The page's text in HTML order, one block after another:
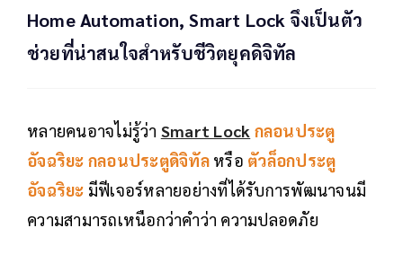
Home Automation, Smart Lock จึงเป็นตัว
ช่วยที่น่าสนใจสำหรับชีวิตยุคดิจิทัล
หลายคนอาจไม่รู้ว่า Smart Lock กลอนประตู
อัจฉริยะ กลอนประตูดิจิทัลหรือ ตัวล็อกประตู
อัจฉริยะ มีฟีเจอร์หลายอย่างที่ได้รับการพัฒนาจนมี
ความสามารถเหนือกว่าคำว่า ความปลอดภัย